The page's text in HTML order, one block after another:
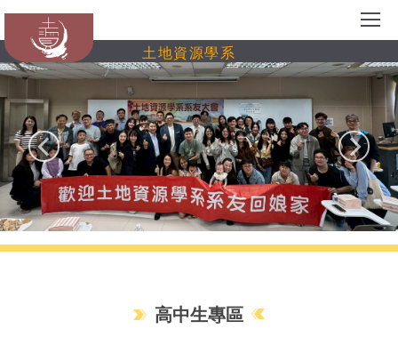
跳
主
要
內
區
土地資源學系
高中生專區